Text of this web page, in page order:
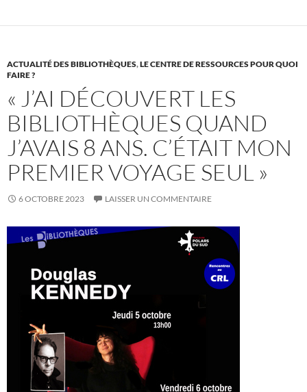
ACTUALITÉ DES BIBLIOTHÈQUES,LE CENTRE DE RESSOURCES POUR QUOI
FAIRE ?
« J’AI DÉCOUVERT LES
BIBLIOTHÈQUES QUAND
J’AVAIS 8 ANS. C’ÉTAIT MON
PREMIER VOYAGE SEUL »
6 OCTOBRE 2023 LAISSER UN COMMENTAIRE